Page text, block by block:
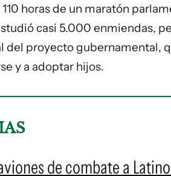
horas de un maratón
casi 5.000 enmiendas,
del proyecto gubernamental,
y a adoptar hijos.
de combate a